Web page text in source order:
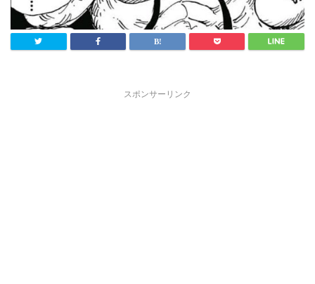
スポンサーリンク